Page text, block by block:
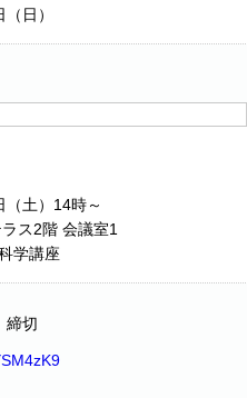
日）
土）14時～
ス2階 会議室1
学講座
締切